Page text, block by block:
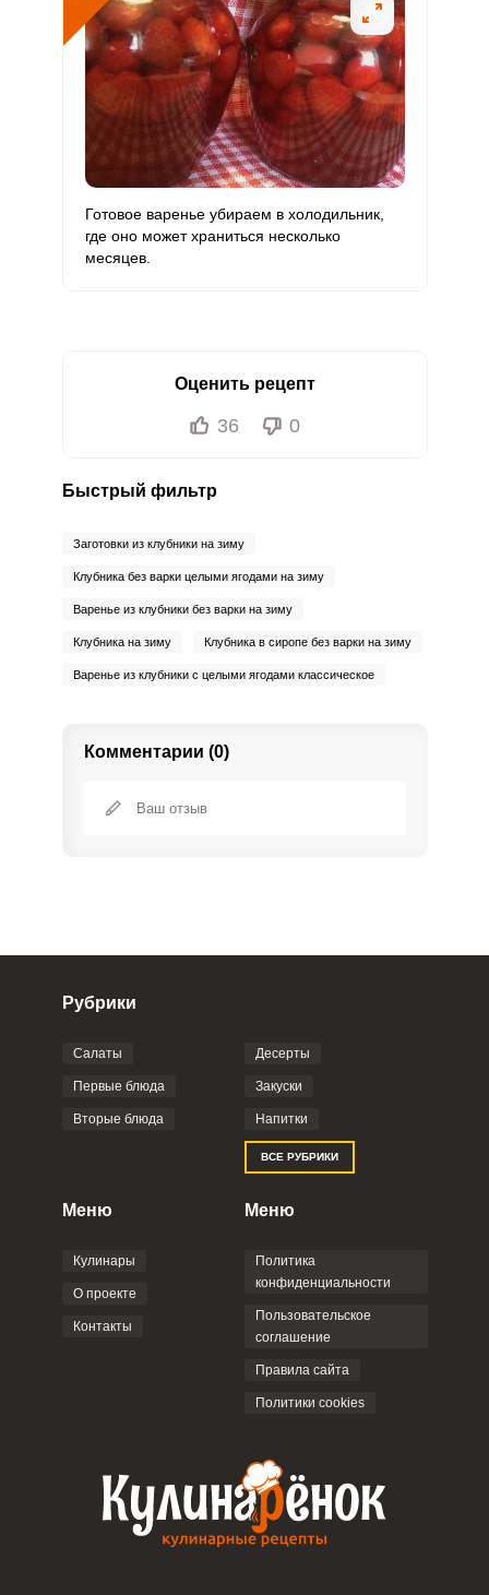
Готовое варенье убираем в холодильник,
где оно может храниться несколько
месяцев.
Оценить рецепт
36 0
Быстрый фильтр
Заготовки из клубники на зиму
Клубника без варки целыми ягодами на зиму
Варенье из клубники без варки на зиму
Клубника на зиму Клубника в сиропе без варки на зиму
Варенье из клубники с целыми ягодами классическое
Комментарии (0)
Фото до 4 шт, до 5 mb
Отправляя эту форму, вы соглашаетесь с
Политикой
Пользовательским
соглашением
Рубрики
Салаты
Первые блюда
Вторые блюда
Десерты
Закуски
Напитки
ВСЕ РУБРИКИ
Меню
Кулинары
О проекте
Контакты
Меню
Политика
конфиденциальности
Пользовательское
соглашение
Правила сайта
Политики cookies